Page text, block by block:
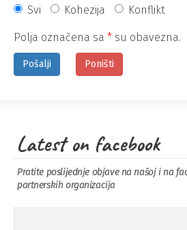
Svi
Kohezija Konflikt
Polja označena sa * su obavezna.
Latest on facebook
Pratite poslijednje objave na našoj i na
partnerskih organizacija